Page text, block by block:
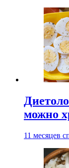
можно
11 месяцев